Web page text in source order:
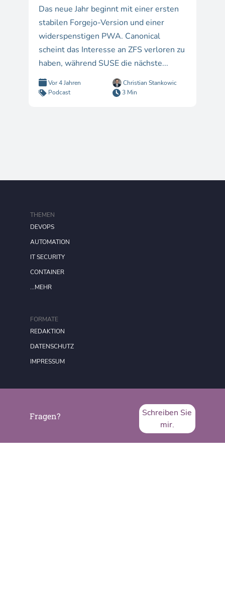
Das neue Jahr beginnt mit einer ersten
stabilen Forgejo-Version und einer
widerspenstigen PWA. Canonical
scheint das Interesse an ZFS verloren zu
haben, während SUSE die nächste...
Vor 4 Jahren
Christian Stankowic
Podcast
3 Min
Fragen?
Schreiben Sie
mir.
FORMATE
REDAKTION
DATENSCHUTZ
IMPRESSUM
THEMEN
DEVOPS
AUTOMATION
IT SECURITY
CONTAINER
...MEHR